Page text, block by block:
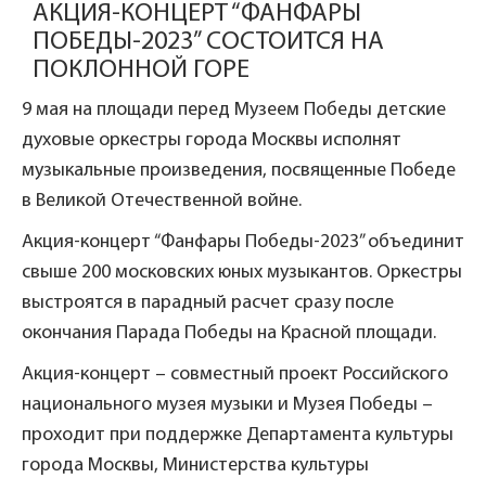
АКЦИЯ-КОНЦЕРТ “ФАНФАРЫ
ПОБЕДЫ-2023” СОСТОИТСЯ НА
ПОКЛОННОЙ ГОРЕ
9 мая на площади перед Музеем Победы детские
духовые оркестры города Москвы исполнят
музыкальные произведения, посвященные Победе
в Великой Отечественной войне.
Акция-концерт “Фанфары Победы-2023” объединит
свыше 200 московских юных музыкантов. Оркестры
выстроятся в парадный расчет сразу после
окончания Парада Победы на Красной площади.
Акция-концерт – совместный проект Российского
национального музея музыки и Музея Победы –
проходит при поддержке Департамента культуры
города Москвы, Министерства культуры